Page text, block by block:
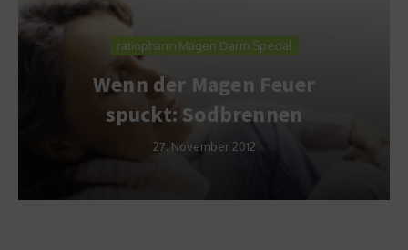
ratiopharm Magen Darm Special
Wenn der Magen Feuer
spuckt: Sodbrennen
27. November 2012